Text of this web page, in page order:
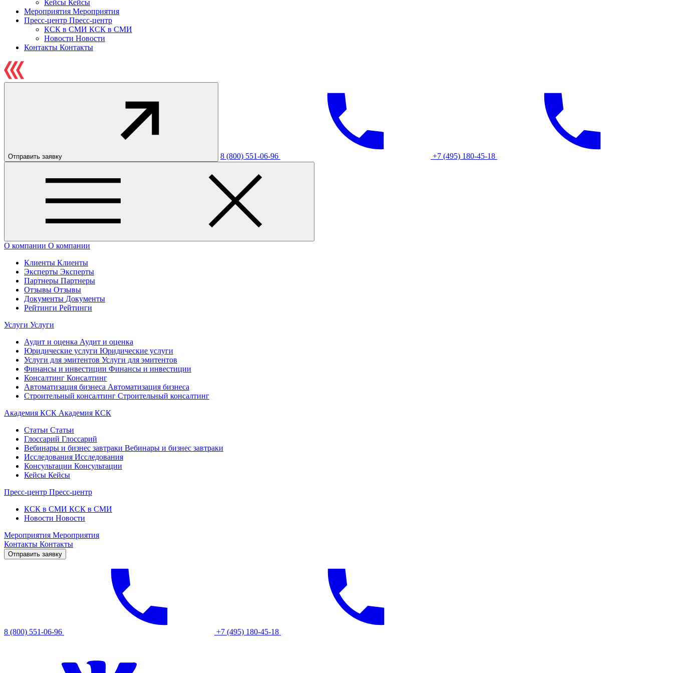
Кейсы Кейсы
Мероприятия Мероприятия
Пресс-центр Пресс-центр
КСК в СМИ КСК в СМИ
Новости Новости
Контакты Контакты
Отправить заявку 8 (800) 551-06-96 +7 (495) 180-45-18
О компании О компании
Клиенты Клиенты
Эксперты Эксперты
Партнеры Партнеры
Отзывы Отзывы
Документы Документы
Рейтинги Рейтинги
Услуги Услуги
Аудит и оценка Аудит и оценка
Юридические услуги Юридические услуги
Услуги для эмитентов Услуги для эмитентов
Финансы и инвестиции Финансы и инвестиции
Консалтинг Консалтинг
Автоматизация бизнеса Автоматизация бизнеса
Строительный консалтинг Строительный консалтинг
Академия КСК Академия КСК
Статьи Статьи
Глоссарий Глоссарий
Вебинары и бизнес завтраки Вебинары и бизнес завтраки
Исследования Исследования
Консультации Консультации
Кейсы Кейсы
Пресс-центр Пресс-центр
КСК в СМИ КСК в СМИ
Новости Новости
Мероприятия Мероприятия
Контакты Контакты
Отправить заявку
8 (800) 551-06-96 +7 (495) 180-45-18